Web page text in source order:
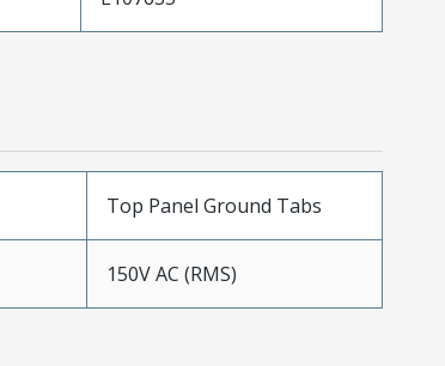
Top Panel Ground Tabs
150V AC (RMS)